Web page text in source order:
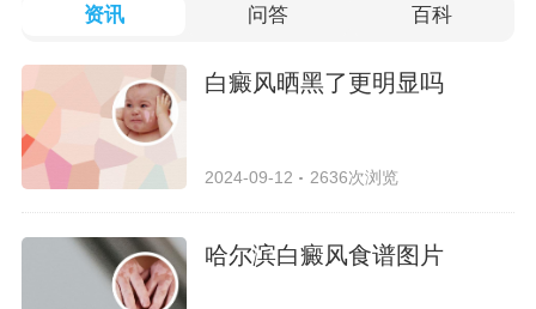
资讯 问答 百科
白癜风晒黑了更明显吗
2024-09-12 2636次浏览
哈尔滨白癜风食谱图片